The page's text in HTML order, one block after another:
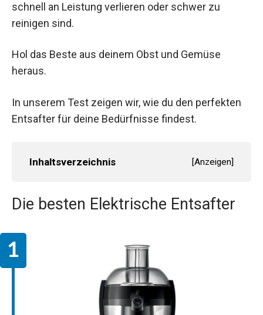
schnell an Leistung verlieren oder schwer zu
reinigen sind.
Hol das Beste aus deinem Obst und Gemüse
heraus.
In unserem Test zeigen wir, wie du den perfekten
Entsafter für deine Bedürfnisse findest.
Inhaltsverzeichnis [Anzeigen]
Die besten Elektrische Entsafter